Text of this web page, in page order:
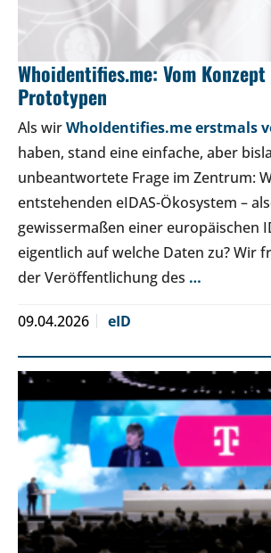
Whoidentifies.me: Vom
Prototypen
Als wirWhoIdentifies.me erstmals
haben, stand eine einfache, aber
unbeantwortete Frage im Zentrum:
entstehenden eIDAS-Ökosystem –
gewissermaßen einer europäischen
eigentlich auf welche Daten zu? Wir
der Veröffentlichung des …
09.04.2026 eID